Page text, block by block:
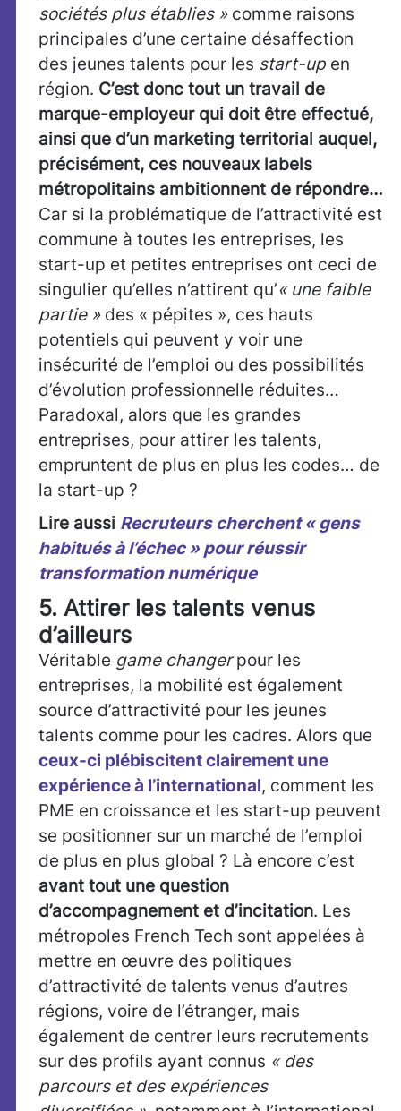
sociétés plus établies » comme raisons
principales d’une certaine désaffection
des jeunes talents pour les start-up en
région. C’est donc tout un travail de
marque-employeur qui doit être effectué,
ainsi que d’un marketing territorial auquel,
précisément, ces nouveaux labels
métropolitains ambitionnent de répondre…
Car si la problématique de l’attractivité est
commune à toutes les entreprises, les
start-up et petites entreprises ont ceci de
singulier qu’elles n’attirent qu’« une faible
partie » des « pépites », ces hauts
potentiels qui peuvent y voir une
insécurité de l’emploi ou des possibilités
d’évolution professionnelle réduites…
Paradoxal, alors que les grandes
entreprises, pour attirer les talents,
empruntent de plus en plus les codes… de
la start-up ?
Lire aussi Recruteurs cherchent « gens
habitués à l’échec » pour réussir
transformation numérique
5. Attirer les talents venus
d’ailleurs
Véritable game changerpour les
entreprises, la mobilité est également
source d’attractivité pour les jeunes
talents comme pour les cadres. Alors que
ceux-ci plébiscitent clairement une
expérience à l’international, comment les
PME en croissance et les start-up peuvent
se positionner sur un marché de l’emploi
de plus en plus global ? Là encore c’est
avant tout une question
d’accompagnement et d’incitation. Les
métropoles French Tech sont appelées à
mettre en œuvre des politiques
d’attractivité de talents venus d’autres
régions, voire de l’étranger, mais
également de centrer leurs recrutements
sur des profils ayant connus « des
parcours et des expériences